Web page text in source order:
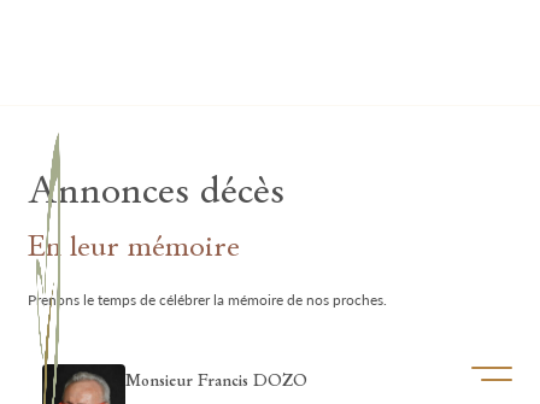
Ouvrir/
Annonces décès
En leur mémoire
Prenons le temps de célébrer la mémoire de nos proches.
Monsieur Francis DOZO